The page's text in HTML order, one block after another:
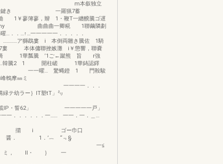
本叙独立
灘鍵き 一羅猟7蓄
1￥蓼簿蓼，辮 1・鞭T一纏醗騰ゴ遅
…ny 曲曲曲一卿糀 1聯繭隣劃
…．．…↑…一一一一一．．．．．
ア獅鵡婁 i 本倒両雛き騰佐 1騎
婁 本体傭聯挫嫉灘 i￥懲響，聯嚢
華瓢騰 ’1ご←蹴熊 旨 r強
韓騰2 1 開柱嵯 1華鋳認鐸
驚蝿鐙 1 門鞍駿
摩㎜ミ
一一一．．．
緑テ幼ラー｝IT塑tT」㍉
載IP・誓62」 一一一一一戸」
一一．．．．．．一…… 一一．一．＿…
曲曲＿曜F
ー巾口
1．’︷ “﹃§
． 一≦
， ll・ ｝ 一
・ ．